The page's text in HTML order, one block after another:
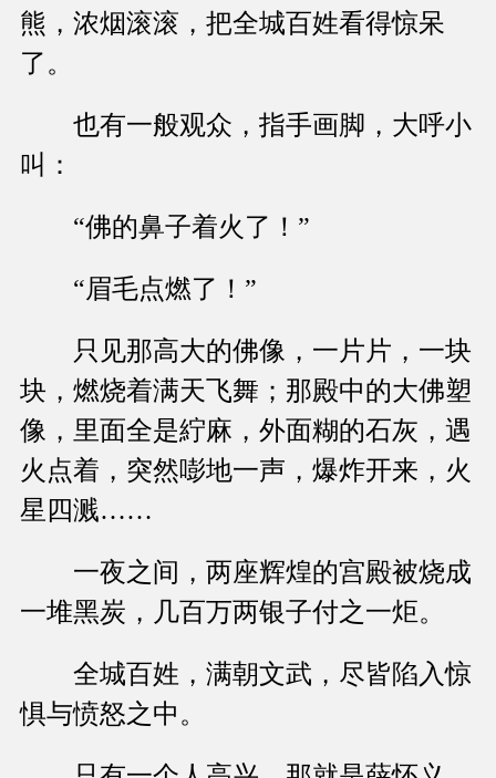
熊，浓烟滚滚，把全城百姓看得惊呆
了。
也有一般观众，指手画脚，大呼小
叫：
“佛的鼻子着火了！”
“眉毛点燃了！”
只见那高大的佛像，一片片，一块
块，燃烧着满天飞舞；那殿中的大佛塑
像，里面全是紵麻，外面糊的石灰，遇
火点着，突然嘭地一声，爆炸开来，火
星四溅……
一夜之间，两座辉煌的宫殿被烧成
一堆黑炭，几百万两银子付之一炬。
全城百姓，满朝文武，尽皆陷入惊
惧与愤怒之中。